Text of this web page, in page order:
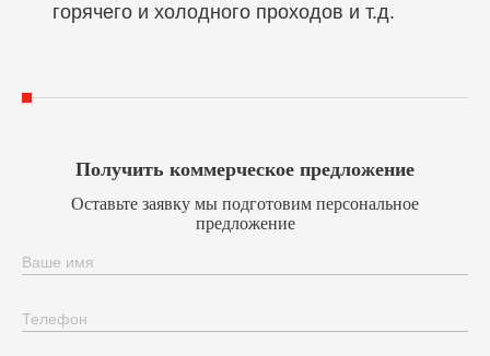
горячего и холодного проходов и т.д.
Получить коммерческое предложение
Оставьте заявку мы подготовим персональное
предложение